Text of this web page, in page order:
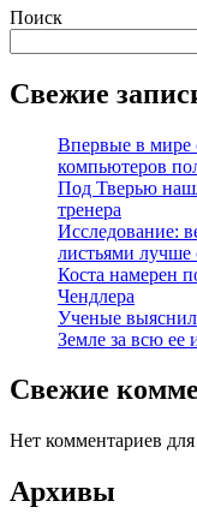
Поиск
Свежие
Впервые в мире
компьютеров
Под Тверью
тренера
Исследование:
листьями
Коста намерен
Чендлера
Ученые
Земле за всю ее
Свежие
Нет комментариев
Архивы